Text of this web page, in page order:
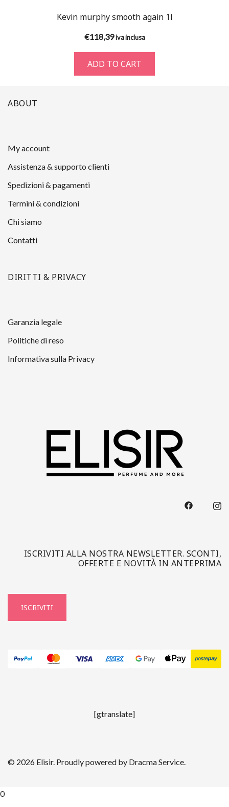
Kevin murphy smooth again 1l
€118,39 iva inclusa
ADD TO CART
ABOUT
My account
Assistenza & supporto clienti
Spedizioni & pagamenti
Termini & condizioni
Chi siamo
Contatti
DIRITTI & PRIVACY
Garanzia legale
Politiche di reso
Informativa sulla Privacy
ISCRIVITI ALLA NOSTRA NEWSLETTER. SCONTI,
OFFERTE E NOVITÀ IN ANTEPRIMA
ISCRIVITI
[gtranslate]
© 2026 Elisir. Proudly powered by Dracma Service
0